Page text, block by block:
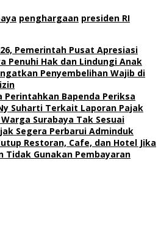
penghargaan presiden RI
Pemerintah Pusat Apresiasi
Penuhi Hak dan Lindungi Anak
Penyembelihan Wajib di
Perintahkan Bapenda Periksa
Suharti Terkait Laporan Pajak
Surabaya Tak Sesuai
Segera Perbarui Adminduk
Restoran, Cafe, dan Hotel Jika
Tidak Gunakan Pembayaran